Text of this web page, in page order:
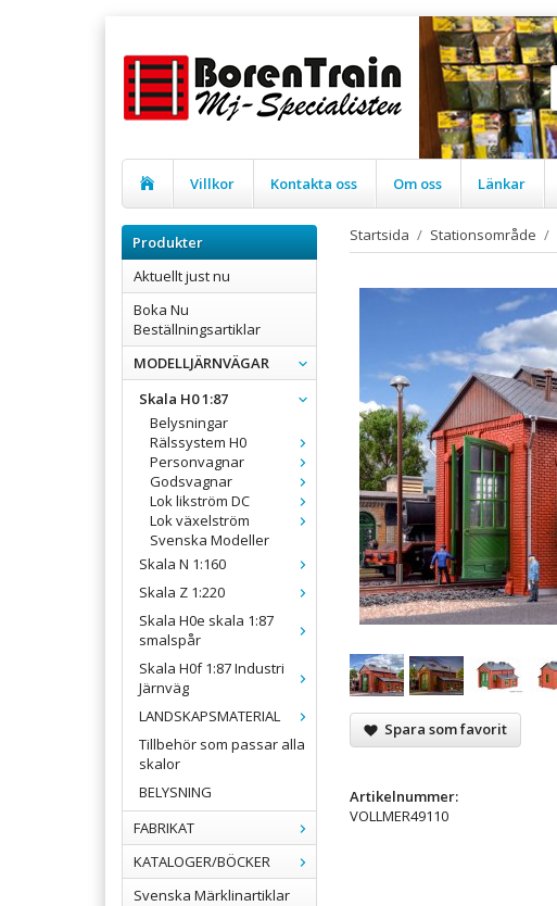
Villkor Kontakta oss Om oss Länkar
Produkter
Aktuellt just nu
Boka Nu
Beställningsartiklar
MODELLJÄRNVÄGAR
Skala H0 1:87
Belysningar
Rälssystem H0
Personvagnar
Godsvagnar
Lok likström DC
Lok växelström
Svenska Modeller
Skala N 1:160
Skala Z 1:220
Skala H0e skala 1:87
smalspår
Skala H0f 1:87 Industri
Järnväg
LANDSKAPSMATERIAL
Tillbehör som passar alla
skalor
BELYSNING
FABRIKAT
KATALOGER/BÖCKER
Svenska Märklinartiklar
Startsida / Stationsområde /
Spara som favorit
Artikelnummer:
VOLLMER49110